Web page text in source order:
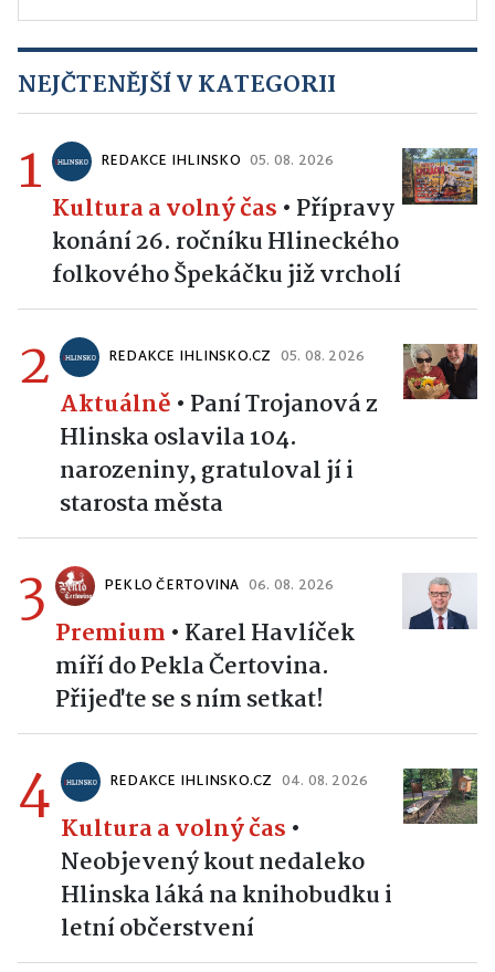
NEJČTENĚJŠÍ V KATEGORII
1 REDAKCE IHLINSKO 05. 08. 2026
Kultura a volný čas • Přípravy
konání 26. ročníku Hlineckého
folkového Špekáčku již vrcholí
2 REDAKCE IHLINSKO.CZ 05. 08. 2026
Aktuálně • Paní Trojanová z
Hlinska oslavila 104.
narozeniny, gratuloval jí i
starosta města
3 PEKLO ČERTOVINA 06. 08. 2026
Premium • Karel Havlíček
míří do Pekla Čertovina.
Přijeďte se s ním setkat!
4 REDAKCE IHLINSKO.CZ 04. 08. 2026
Kultura a volný čas •
Neobjevený kout nedaleko
Hlinska láká na knihobudku i
letní občerstvení